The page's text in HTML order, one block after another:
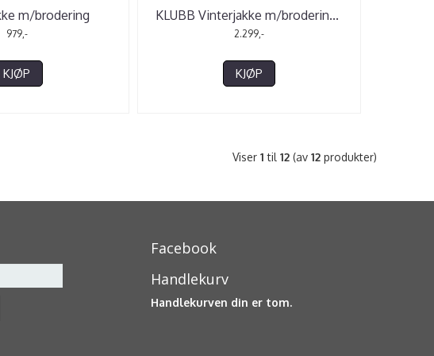
m/brodering
979,-
KJØP
KLUBB Vinterjakke m/broderin...
2.299,-
KJØP
Viser 1 til 12 (av 12 produkter)
Facebook
Handlekurv
Handlekurven din er tom.